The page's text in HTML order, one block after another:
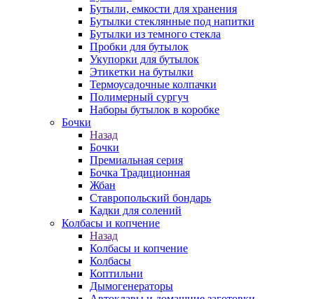
Бутыли, емкости для хранения
Бутылки стеклянные под напитки
Бутылки из темного стекла
Пробки для бутылок
Укупорки для бутылок
Этикетки на бутылки
Термоусадочные колпачки
Полимерный сургуч
Наборы бутылок в коробке
Бочки
Назад
Бочки
Премиальная серия
Бочка Традиционная
Жбан
Ставропольский бондарь
Кадки для солений
Колбасы и копчение
Назад
Колбасы и копчение
Колбасы
Коптильни
Дымогенераторы